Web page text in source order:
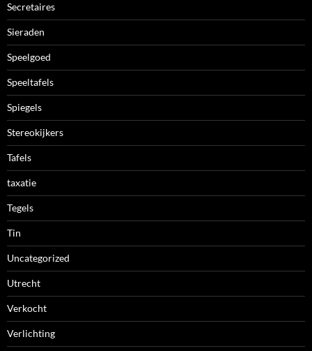
Secretaires
Sieraden
Speelgoed
Speeltafels
Spiegels
Stereokijkers
Tafels
taxatie
Tegels
Tin
Uncategorized
Utrecht
Verkocht
Verlichting